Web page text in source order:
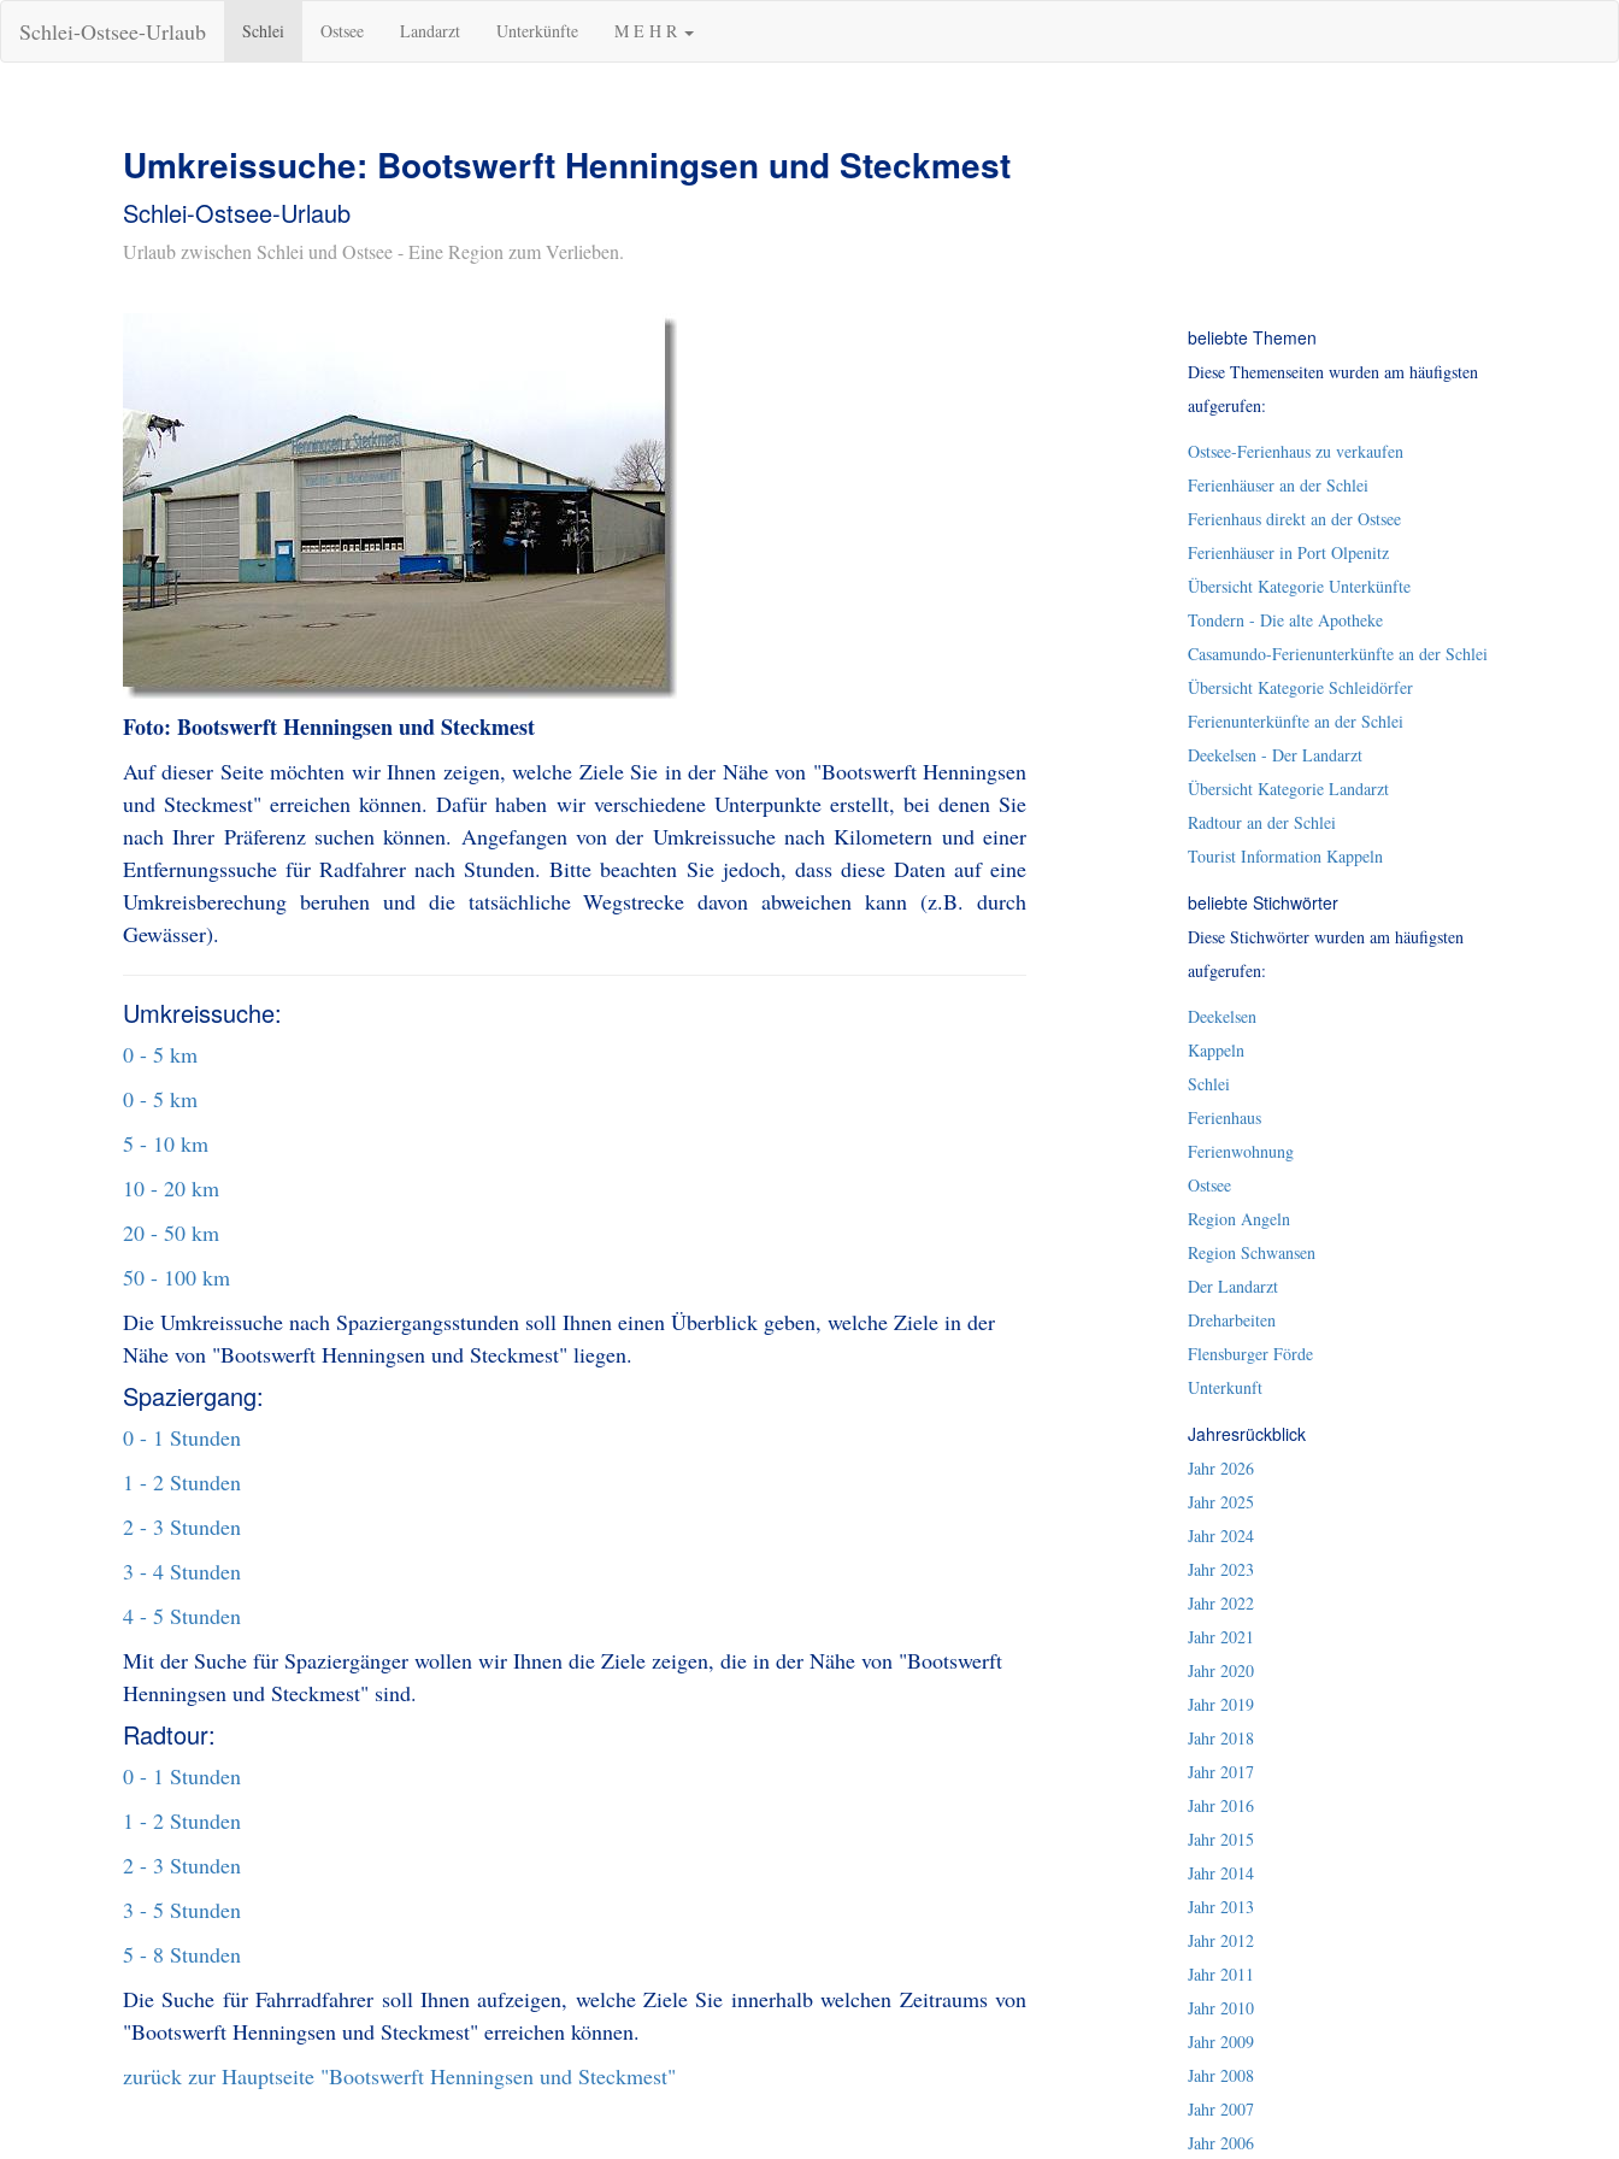
Schlei-Ostsee-Urlaub Schlei Ostsee Landarzt Unterkünfte M E H R
Umkreissuche: Bootswerft Henningsen und Steckmest
Schlei-Ostsee-Urlaub
Urlaub zwischen Schlei und Ostsee - Eine Region zum Verlieben.
Foto: Bootswerft Henningsen und Steckmest
Auf dieser Seite möchten wir Ihnen zeigen, welche Ziele Sie in der Nähe von "Bootswerft Henningsen
und Steckmest" erreichen können. Dafür haben wir verschiedene Unterpunkte erstellt, bei denen Sie
nach Ihrer Präferenz suchen können. Angefangen von der Umkreissuche nach Kilometern und einer
Entfernungssuche für Radfahrer nach Stunden. Bitte beachten Sie jedoch, dass diese Daten auf eine
Umkreisberechung beruhen und die tatsächliche Wegstrecke davon abweichen kann (z.B. durch
Gewässer).
Umkreissuche:
0 - 5 km
0 - 5 km
5 - 10 km
10 - 20 km
20 - 50 km
50 - 100 km
Die Umkreissuche nach Spaziergangsstunden soll Ihnen einen Überblick geben, welche Ziele in der
Nähe von "Bootswerft Henningsen und Steckmest" liegen.
Spaziergang:
0 - 1 Stunden
1 - 2 Stunden
2 - 3 Stunden
3 - 4 Stunden
4 - 5 Stunden
Mit der Suche für Spaziergänger wollen wir Ihnen die Ziele zeigen, die in der Nähe von "Bootswerft
Henningsen und Steckmest" sind.
Radtour:
0 - 1 Stunden
1 - 2 Stunden
2 - 3 Stunden
3 - 5 Stunden
5 - 8 Stunden
Die Suche für Fahrradfahrer soll Ihnen aufzeigen, welche Ziele Sie innerhalb welchen Zeitraums von
"Bootswerft Henningsen und Steckmest" erreichen können.
zurück zur Hauptseite "Bootswerft Henningsen und Steckmest"
beliebte Themen
Diese Themenseiten wurden am häufigsten
aufgerufen:
Ostsee-Ferienhaus zu verkaufen
Ferienhäuser an der Schlei
Ferienhaus direkt an der Ostsee
Ferienhäuser in Port Olpenitz
Übersicht Kategorie Unterkünfte
Tondern - Die alte Apotheke
Casamundo-Ferienunterkünfte an der Schlei
Übersicht Kategorie Schleidörfer
Ferienunterkünfte an der Schlei
Deekelsen - Der Landarzt
Übersicht Kategorie Landarzt
Radtour an der Schlei
Tourist Information Kappeln
beliebte Stichwörter
Diese Stichwörter wurden am häufigsten
aufgerufen:
Deekelsen
Kappeln
Schlei
Ferienhaus
Ferienwohnung
Ostsee
Region Angeln
Region Schwansen
Der Landarzt
Dreharbeiten
Flensburger Förde
Unterkunft
Jahresrückblick
Jahr 2026
Jahr 2025
Jahr 2024
Jahr 2023
Jahr 2022
Jahr 2021
Jahr 2020
Jahr 2019
Jahr 2018
Jahr 2017
Jahr 2016
Jahr 2015
Jahr 2014
Jahr 2013
Jahr 2012
Jahr 2011
Jahr 2010
Jahr 2009
Jahr 2008
Jahr 2007
Jahr 2006